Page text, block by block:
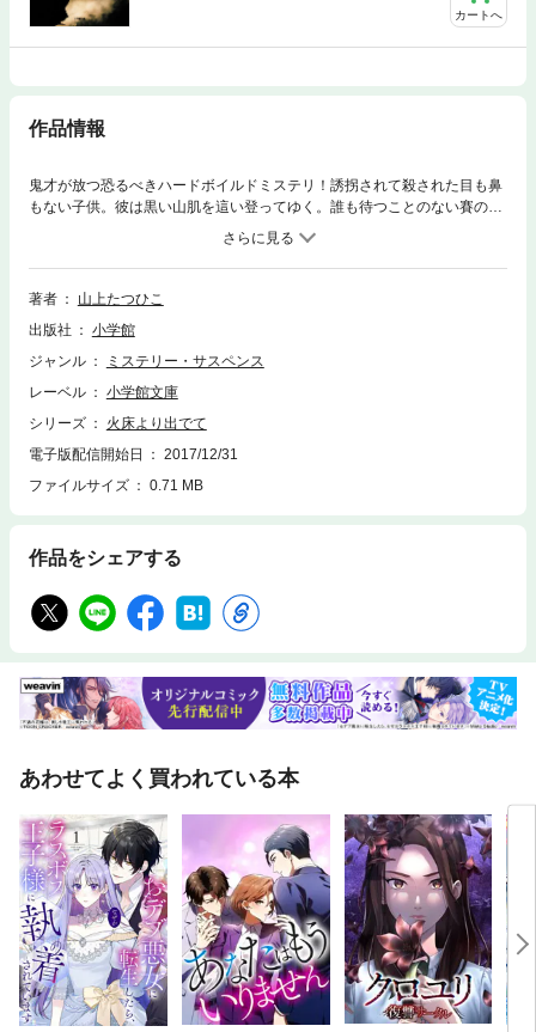
カートへ
作品情報
鬼才が放つ恐るべきハードボイルドミステリ！誘拐されて殺された目も鼻
もない子供。彼は黒い山肌を這い登ってゆく。誰も待つことのない賽の河
原をさまよいつづける――。男は大きな夢を持っていた。それは、殺人事
件の加害者の心の暗部に直接働きかけるケア・センターづくり。しかし、
その慈愛に満ちた男はいったいどこに消えてしまったのか。彼との再会を
願う殺人犯の娘のため、探偵は過去の闇へと分け入る。そして、すでに解
ック界の鬼才が、ミステリに挑戦して大きな反響を呼んだ傑作、待望の文
庫版を電子化！『追憶の夜』を改題のうえ、加筆改稿して新たに世の中に
徳島県生まれ。70年、ポリティカルフィクション「光る風」。72年、ギャ
グ作品の「喜劇新思想体系」。74年、「がきデカ」。87年、初の短篇小説
「カボチャ通り」を発表。
著者
山上たつひこ
出版社
小学館
ジャンル
ミステリー・サスペンス
レーベル
小学館文庫
シリーズ
火床より出でて
電子版配信開始日
2017/12/31
ファイルサイズ
0.71 MB
作品をシェアする
あわせてよく買われている本